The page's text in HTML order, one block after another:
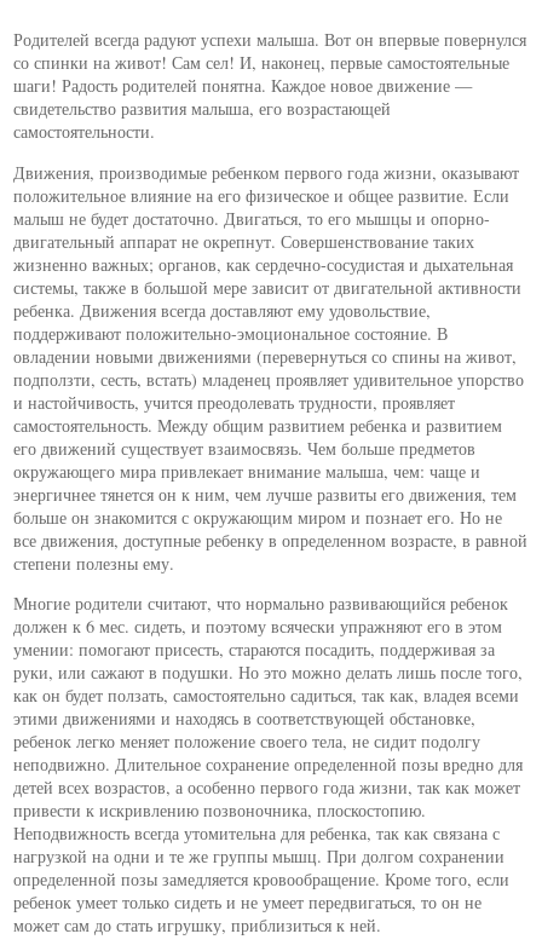
Родителей всегда радуют успехи малыша. Вот он впервые повернулся
со спинки на живот! Сам сел! И, наконец, первые самостоятельные
шаги! Радость родителей понятна. Каждое новое движение —
свидетельство развития малыша, его возрастающей
самостоятельности.
Движения, производимые ребенком первого года жизни, оказывают
положительное влияние на его физическое и общее развитие. Если
малыш не будет достаточно. Двигаться, то его мышцы и опорно-
двигательный аппарат не окрепнут. Совершенствование таких
жизненно важных; органов, как сердечно-сосудистая и дыхательная
системы, также в большой мере зависит от двигательной активности
ребенка. Движения всегда доставляют ему удовольствие,
поддерживают положительно-эмоциональное состояние. В
овладении новыми движениями (перевернуться со спины на живот,
подползти, сесть, встать) младенец проявляет удивительное упорство
и настойчивость, учится преодолевать трудности, проявляет
самостоятельность. Между общим развитием ребенка и развитием
его движений существует взаимосвязь. Чем больше предметов
окружающего мира привлекает внимание малыша, чем: чаще и
энергичнее тянется он к ним, чем лучше развиты его движения, тем
больше он знакомится с окружающим миром и познает его. Но не
все движения, доступные ребенку в определенном возрасте, в равной
степени полезны ему.
Многие родители считают, что нормально развивающийся ребенок
должен к 6 мес. сидеть, и поэтому всячески упражняют его в этом
умении: помогают присесть, стараются посадить, поддерживая за
руки, или сажают в подушки. Но это можно делать лишь после того,
как он будет ползать, самостоятельно садиться, так как, владея всеми
этими движениями и находясь в соответствующей обстановке,
ребенок легко меняет положение своего тела, не сидит подолгу
неподвижно. Длительное сохранение определенной позы вредно для
детей всех возрастов, а особенно первого года жизни, так как может
привести к искривлению позвоночника, плоскостопию.
Неподвижность всегда утомительна для ребенка, так как связана с
нагрузкой на одни и те же группы мышц. При долгом сохранении
определенной позы замедляется кровообращение. Кроме того, если
ребенок умеет только сидеть и не умеет передвигаться, то он не
может сам до стать игрушку, приблизиться к ней.